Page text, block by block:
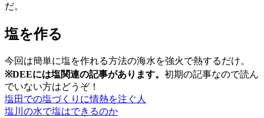
だ。
塩を作る
今回は簡単に塩を作れる方法の海水を強火で熱するだけ。
※DEEには塩関連の記事があります。 初期の記事なので読ん
でいない方はどうぞ！
塩田での塩づくりに情熱を注ぐ人
塩川の水で塩はできるのか